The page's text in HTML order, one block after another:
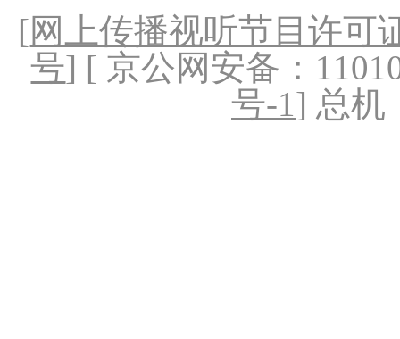
[网上传播视听节目许可
号] [ 京公网安备：
号-1] 总机